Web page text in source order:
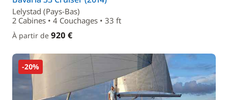
Lelystad (Pays-Bas)
2 Cabines • 4 Couchages • 33 ft
À partir de 920 €
-20%